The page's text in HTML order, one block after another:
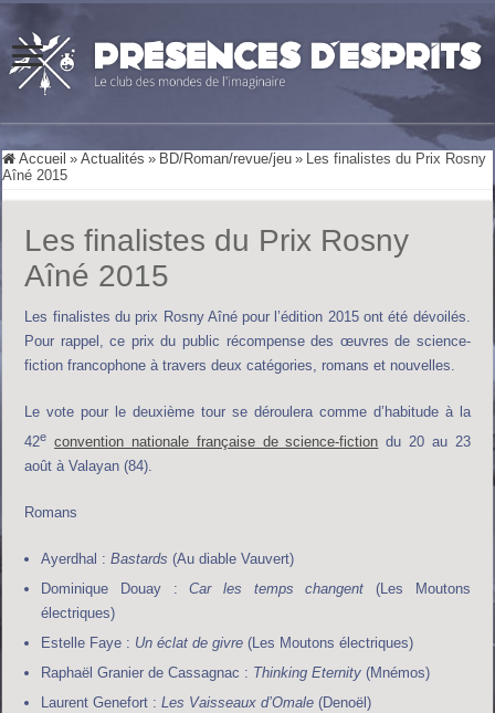
Accueil » Actualités » BD/Roman/revue/jeu » Les finalistes du Prix Rosny
Aîné 2015
Les finalistes du Prix Rosny
Aîné 2015
Les finalistes du prix Rosny Aîné pour l’édition 2015 ont été dévoilés.
Pour rappel, ce prix du public récompense des œuvres de science-
fiction francophone à travers deux catégories, romans et nouvelles.
Le vote pour le deuxième tour se déroulera comme d’habitude à la
42e convention nationale française de science-fiction du 20 au 23
août à Valayan (84).
Romans
Ayerdhal :Bastards (Au diable Vauvert)
Dominique Douay :Car les temps changent (Les Moutons
électriques)
Estelle Faye : Un éclat de givre (Les Moutons électriques)
Raphaël Granier de Cassagnac : Thinking Eternity (Mnémos)
Laurent Genefort :Les Vaisseaux d’Omale (Denoël)